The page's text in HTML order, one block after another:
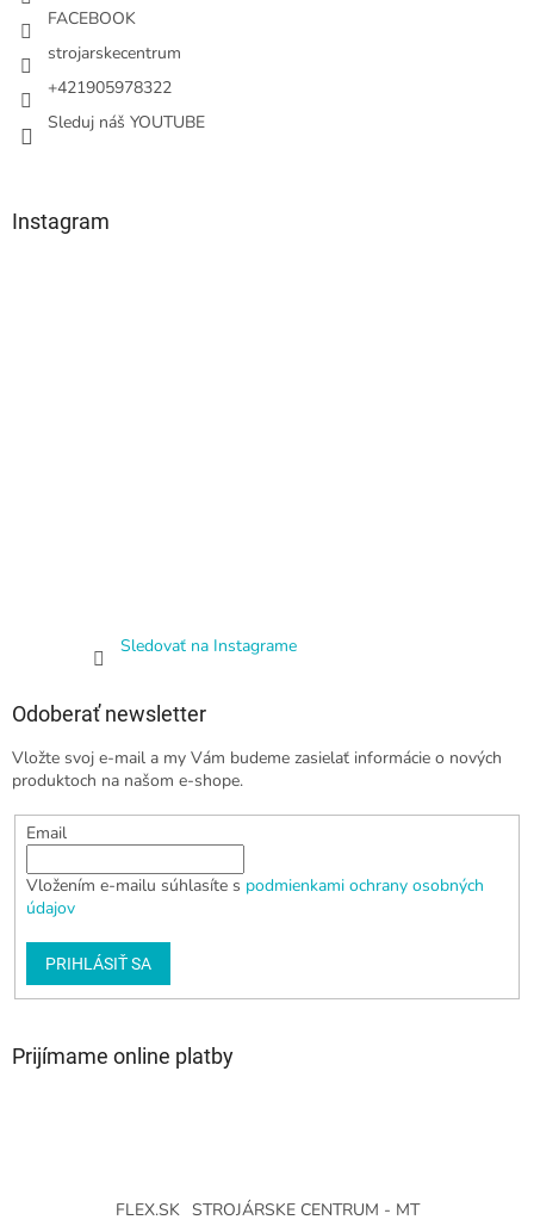
FACEBOOK
strojarskecentrum
+421905978322
Sleduj náš YOUTUBE
Instagram
Sledovať na Instagrame
Odoberať newsletter
Vložte svoj e-mail a my Vám budeme zasielať informácie o nových
produktoch na našom e-shope.
Email
Vložením e-mailu súhlasíte s podmienkami ochrany osobných
údajov
PRIHLÁSIŤ SA
Prijímame online platby
FLEX.SK STROJÁRSKE CENTRUM - MT